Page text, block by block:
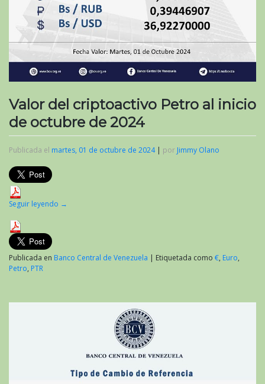
Valor del criptoactivo Petro al inicio
de octubre de 2024
Publicada el martes, 01 de octubre de 2024| por Jimmy Olano
Seguir leyendo →
Publicada en Banco Central de Venezuela | Etiquetada como €, Euro,
Petro, PTR